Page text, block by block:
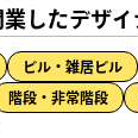
業したデザ
ビル・雑居ビル
階段・非常階段